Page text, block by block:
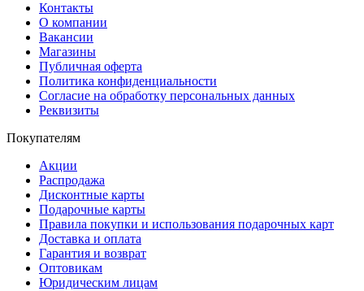
Контакты
О компании
Вакансии
Магазины
Публичная оферта
Политика конфиденциальности
Согласие на обработку персональных данных
Реквизиты
Покупателям
Акции
Распродажа
Дисконтные карты
Подарочные карты
Правила покупки и использования подарочных карт
Доставка и оплата
Гарантия и возврат
Оптовикам
Юридическим лицам